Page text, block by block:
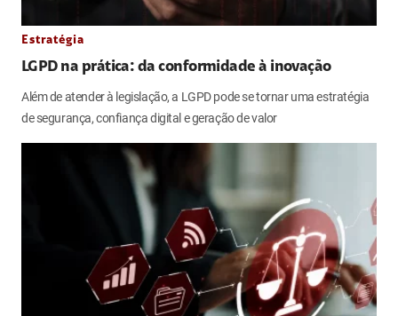
Estratégia
LGPD na prática: da conformidade à inovação
Além de atender à legislação, a LGPD pode se tornar uma estratégia
de segurança, confiança digital e geração de valor